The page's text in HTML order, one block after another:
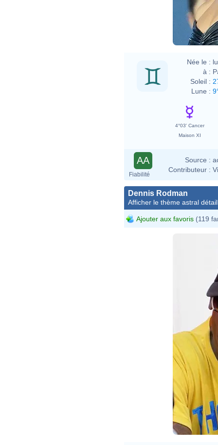
Née le :
à :
Soleil :
Lune :
4°03' Cancer
Maison XI
AA
Fiabilité
Source :
Contributeur :
Dennis Rodman
Afficher le thème astral
Ajouter aux favoris (119